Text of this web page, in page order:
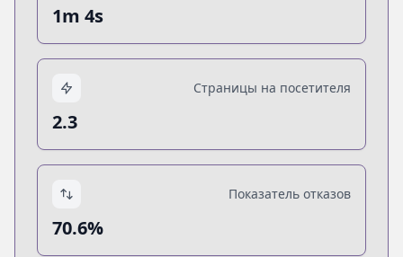
1m 4s
Страницы на посетителя
2.3
Показатель отказов
70.6%